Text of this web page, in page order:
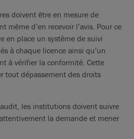
doivent être en mesure de
même d’en recevoir l’avis. Pour ce
en place un système de suivi
à chaque licence ainsi qu’un
à vérifier la conformité. Cette
tout dépassement des droits
les institutions doivent suivre
la demande et mener